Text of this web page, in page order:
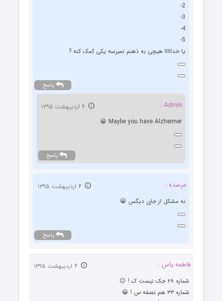
2-
3-
4-
5-
یا خدااااا هیچی به ذهنم نمیرسه یکی کمک کنه ?
پاسخ
Admin :
Maybe you have Alzheimer 😀
پاسخ
مرسده :
۴ اردیبهشت ۱۳۹۵
نه مشکل از جای دیگس 😀
پاسخ
فاطمه یاس :
شماره ۲۸ جک نیست ک ! 😐
شماره ۳۳ هم نصفه س ! 😀